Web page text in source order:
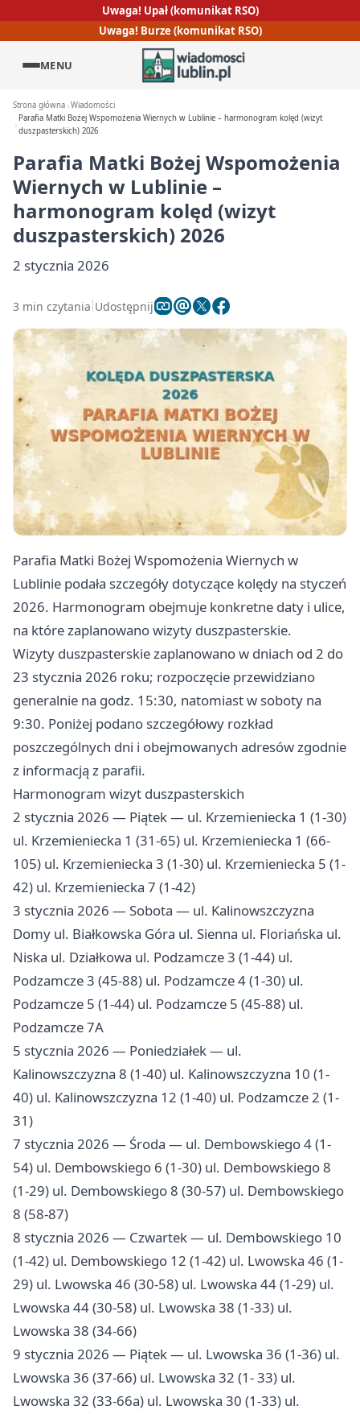
Uwaga! Upał (komunikat RSO)
Uwaga! Burze (komunikat RSO)
MENU
Strona główna Wiadomości
Parafia Matki Bożej Wspomożenia Wiernych w Lublinie – harmonogram kolęd (wizyt
duszpasterskich) 2026
Parafia Matki Bożej Wspomożenia
Wiernych w Lublinie –
harmonogram kolęd (wizyt
duszpasterskich) 2026
2 stycznia 2026
3 min czytania Udostępnij
Parafia Matki Bożej Wspomożenia Wiernych w
Lublinie podała szczegóły dotyczące kolędy na styczeń
2026. Harmonogram obejmuje konkretne daty i ulice,
na które zaplanowano wizyty duszpasterskie.
Wizyty duszpasterskie zaplanowano w dniach od 2 do
23 stycznia 2026 roku; rozpoczęcie przewidziano
generalnie na godz. 15:30, natomiast w soboty na
9:30. Poniżej podano szczegółowy rozkład
poszczególnych dni i obejmowanych adresów zgodnie
z informacją z parafii.
Harmonogram wizyt duszpasterskich
2 stycznia 2026 — Piątek — ul. Krzemieniecka 1 (1-30)
ul. Krzemieniecka 1 (31-65) ul. Krzemieniecka 1 (66-
105) ul. Krzemieniecka 3 (1-30) ul. Krzemieniecka 5 (1-
42) ul. Krzemieniecka 7 (1-42)
3 stycznia 2026 — Sobota — ul. Kalinowszczyzna
Domy ul. Białkowska Góra ul. Sienna ul. Floriańska ul.
Niska ul. Działkowa ul. Podzamcze 3 (1-44) ul.
Podzamcze 3 (45-88) ul. Podzamcze 4 (1-30) ul.
Podzamcze 5 (1-44) ul. Podzamcze 5 (45-88) ul.
Podzamcze 7A
5 stycznia 2026 — Poniedziałek — ul.
Kalinowszczyzna 8 (1-40) ul. Kalinowszczyzna 10 (1-
40) ul. Kalinowszczyzna 12 (1-40) ul. Podzamcze 2 (1-
31)
7 stycznia 2026 — Środa — ul. Dembowskiego 4 (1-
54) ul. Dembowskiego 6 (1-30) ul. Dembowskiego 8
(1-29) ul. Dembowskiego 8 (30-57) ul. Dembowskiego
8 (58-87)
8 stycznia 2026 — Czwartek — ul. Dembowskiego 10
(1-42) ul. Dembowskiego 12 (1-42) ul. Lwowska 46 (1-
29) ul. Lwowska 46 (30-58) ul. Lwowska 44 (1-29) ul.
Lwowska 44 (30-58) ul. Lwowska 38 (1-33) ul.
Lwowska 38 (34-66)
9 stycznia 2026 — Piątek — ul. Lwowska 36 (1-36) ul.
Lwowska 36 (37-66) ul. Lwowska 32 (1- 33) ul.
Lwowska 32 (33-66a) ul. Lwowska 30 (1-33) ul.